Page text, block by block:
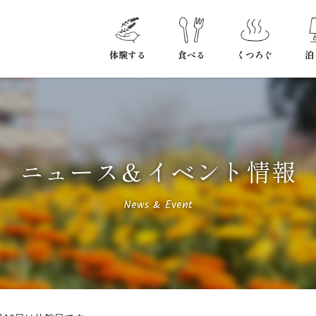
体験する 食べる くつろぐ
ニュース＆イベント情報
News & Event